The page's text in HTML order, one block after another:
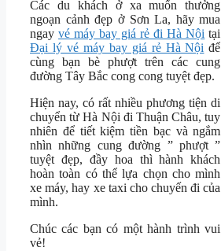
Các du khách ở xa muốn thưởng
ngoạn cảnh đẹp ở Sơn La, hãy mua
ngayvé máy bay giá rẻ đi Hà Nội tại
Đại lý vé máy bay giá rẻ Hà Nội để
cùng bạn bè phượt trên các cung
đường Tây Bắc cong cong tuyệt đẹp.
Hiện nay, có rất nhiều phương tiện di
chuyển từ Hà Nội đi Thuận Châu, tuy
nhiên để tiết kiệm tiền bạc và ngắm
nhìn những cung đường ” phượt ”
tuyệt đẹp, đầy hoa thì hành khách
hoàn toàn có thể lựa chọn cho mình
xe máy, hay xe taxi cho chuyến đi của
mình.
Chúc các bạn có một hành trình vui
vẻ!